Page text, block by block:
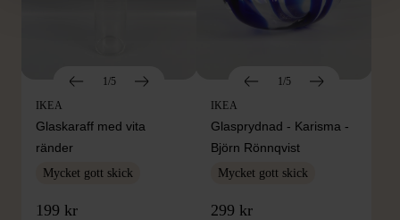
1/5
IKEA
Glaskaraff med vita
ränder
Mycket gott skick
199 kr
1/5
IKEA
Glasprydnad - Karisma -
Björn Rönnqvist
Mycket gott skick
299 kr